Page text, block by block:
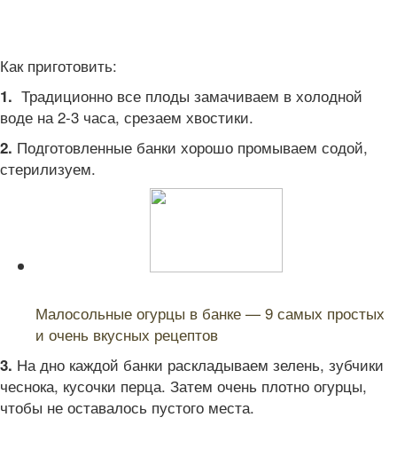
Как приготовить:
1. Традиционно все плоды замачиваем в холодной
воде на 2-3 часа, срезаем хвостики.
2. Подготовленные банки хорошо промываем содой,
стерилизуем.
Малосольные огурцы в банке — 9 самых простых
и очень вкусных рецептов
3. На дно каждой банки раскладываем зелень, зубчики
чеснока, кусочки перца. Затем очень плотно огурцы,
чтобы не оставалось пустого места.